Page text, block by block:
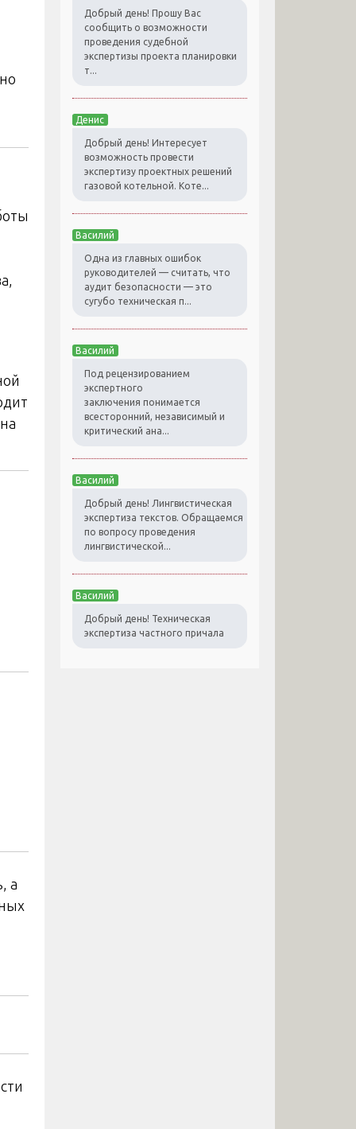
а
Добрый день! Прошу Вас
сообщить о возможности
проведения судебной
экспертизы проекта планировки
т...
Денис
Добрый день! Интересует
возможность провести
экспертизу проектных решений
газовой котельной. Коте...
Василий
Одна из главных ошибок
руководителей — считать, что
аудит безопасности — это
сугубо техническая п...
Василий
Под рецензированием
экспертного
заключения понимается
всесторонний, независимый и
критический ана...
Василий
Добрый день! Лингвистическая
экспертиза текстов. Обращаемся
по вопросу проведения
лингвистической...
Василий
Добрый день! Техническая
экспертиза частного причала